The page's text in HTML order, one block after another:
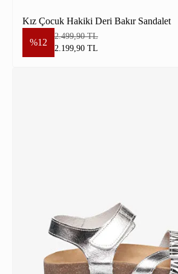
Kız Çocuk Hakiki Deri Bakır Sandalet
%12
2.499,90 TL
2.199,90 TL